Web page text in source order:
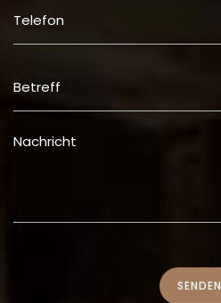
SENDEN